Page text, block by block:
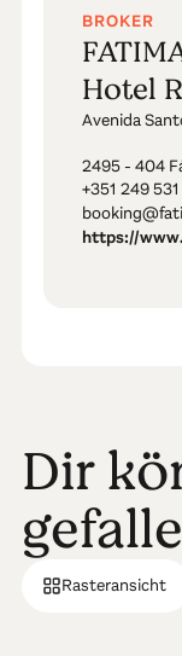
BROKER
Hotel
Avenida
2495 - 404
+351 249 531
https://
Dir
Rasteransicht